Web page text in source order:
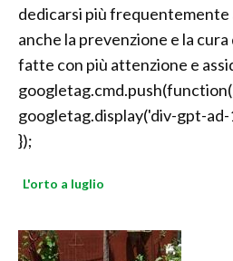
dedicarsi più frequentemente
anche la prevenzione e la
fatte con più attenzione e
googletag.display('div-gpt-
});
L'orto a luglio